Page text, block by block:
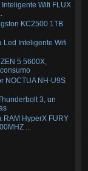
Wifi FLUX
KC2500 1TB
Led Inteligente Wifi
5 5600X,
NOCTUA NH-U9S
3, un
RAM HyperX FURY
...